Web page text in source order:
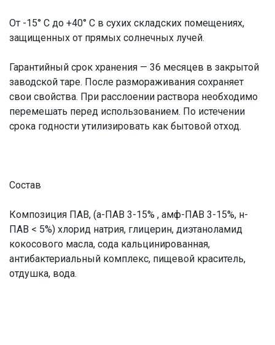
От -15° С до +40° С в сухих складских помещениях,
защищенных от прямых солнечных лучей.
Гарантийный срок хранения — 36 месяцев в закрытой
заводской таре. После размораживания сохраняет
свои свойства. При расслоении раствора необходимо
перемешать перед использованием. По истечении
срока годности утилизировать как бытовой отход.
Состав
Композиция ПАВ, (а-ПАВ 3-15% , амф-ПАВ 3-15%, н-
ПАВ < 5%) хлорид натрия, глицерин, диэтаноламид
кокосового масла, сода кальцинированная,
антибактериальный комплекс, пищевой краситель,
отдушка, вода.